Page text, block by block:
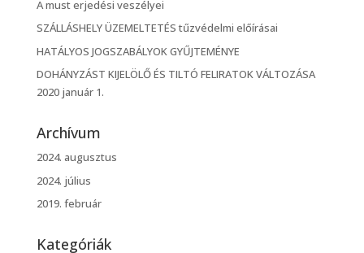
A must erjedési veszélyei
SZÁLLÁSHELY ÜZEMELTETÉS tűzvédelmi előírásai
HATÁLYOS JOGSZABÁLYOK GYŰJTEMÉNYE
DOHÁNYZÁST KIJELÖLŐ ÉS TILTÓ FELIRATOK VÁLTOZÁSA
2020 január 1.
Archívum
2024. augusztus
2024. július
2019. február
Kategóriák